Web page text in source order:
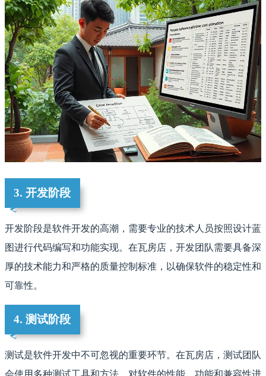
3. 开发阶段
开发阶段是软件开发的高潮，需要专业的技术人员按照设计蓝
图进行代码编写和功能实现。在瓦房店，开发团队需要具备深
厚的技术能力和严格的质量控制标准，以确保软件的稳定性和
可靠性。
4. 测试阶段
测试是软件开发中不可忽视的重要环节。在瓦房店，测试团队
会使用多种测试工具和方法，对软件的性能、功能和兼容性进